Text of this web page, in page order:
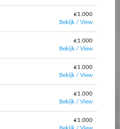
€1.000
Bekijk / View
€1.000
Bekijk / View
€1.000
Bekijk / View
€1.000
Bekijk / View
€1.000